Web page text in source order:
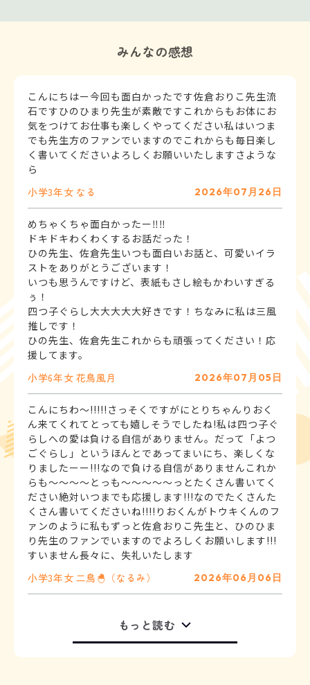
みんなの感想
こんにちはー今回も面白かったです佐倉おりこ先生流
石ですひのひまり先生が素敵ですこれからもお体にお
気をつけてお仕事も楽しくやってください私はいつま
でも先生方のファンでいますのでこれからも毎日楽し
く書いてくださいよろしくお願いいたしますさような
ら
小学3年女 なる 2026年07月26日
めちゃくちゃ面白かったー‼︎‼︎
ドキドキわくわくするお話だった！
ひの先生、佐倉先生いつも面白いお話と、可愛いイラ
ストをありがとうございます！
いつも思うんですけど、表紙もさし絵もかわいすぎる
ぅ！
四つ子ぐらし大大大大大好きです！ちなみに私は三風
推しです！
ひの先生、佐倉先生これからも頑張ってください！応
小学6年女 花鳥風月 2026年07月05日
こんにちわ～!!!!!さっそくですがにとりちゃんりおく
ん来てくれてとっても嬉しそうでしたね!私は四つ子ぐ
らしへの愛は負ける自信がありません。だって「よつ
ごぐらし」というほんとであってまいにち、楽しくな
りましたーー!!!なので負ける自信がありませんこれか
らも〜〜〜〜とっも〜〜〜〜〜っとたくさん書いてく
ださい絶対いつまでも応援します!!!なのでたくさんた
くさん書いてくださいね!!!!りおくんがトウキくんのフ
ァンのように私もずっと佐倉おりこ先生と、ひのひま
り先生のファンでいますのでよろしくお願いします!!!
すいません長々に、失礼いたします
小学3年女 二鳥🐣（なるみ） 2026年06月06日
もっと読む